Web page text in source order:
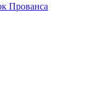
Прованса